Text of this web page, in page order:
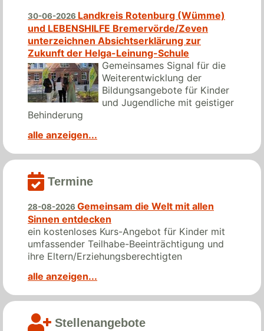
30-06-2026 Landkreis Rotenburg (Wümme)
und LEBENSHILFE Bremervörde/Zeven
unterzeichnen Absichtserklärung zur
Zukunft der Helga-Leinung-Schule
Gemeinsames Signal für die
Weiterentwicklung der
Bildungsangebote für Kinder
und Jugendliche mit geistiger
Behinderung
alle anzeigen...
Termine
28-08-2026 Gemeinsam die Welt mit allen
Sinnen entdecken
ein kostenloses Kurs-Angebot für Kinder mit
umfassender Teilhabe-Beeinträchtigung und
ihre Eltern/Erziehungsberechtigten
alle anzeigen...
Stellenangebote­­